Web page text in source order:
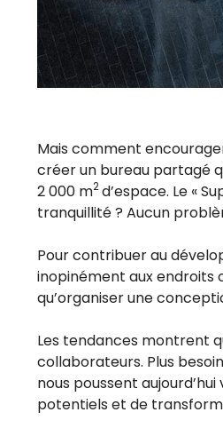
Mais comment
créer un bureau partagé
2 000 m2d’espace. Le «
tranquillité ? Aucun
Pour contribuer au
inopinément aux endroits
qu’organiser une
Les tendances montrent
collaborateurs. Plus
nous poussent
potentiels et de